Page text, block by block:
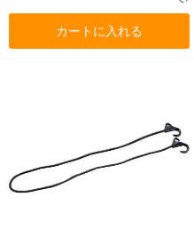
カートに入れる